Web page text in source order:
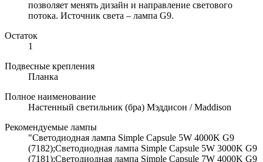
позволяет менять дизайн и направление светового
потока. Источник света – лампа G9.
Остаток
1
Подвесные крепления
Планка
Полное наименование
Настенный светильник (бра) Мэддисон / Maddison
Рекомендуемые лампы
"Светодиодная лампа Simple Capsule 5W 4000K G9
(7182);Светодиодная лампа Simple Capsule 5W 3000K G9
(7181);Светодиодная лампа Simple Capsule 7W 4000K G9